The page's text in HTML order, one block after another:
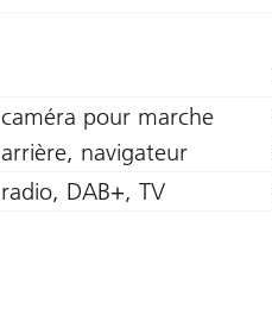
caméra pour marche
arrière, navigateur
radio, DAB+, TV